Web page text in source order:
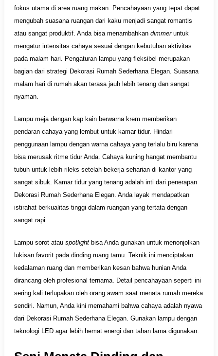
fokus utama di area ruang makan. Pencahayaan yang tepat dapat
mengubah suasana ruangan dari kaku menjadi sangat romantis
atau sangat produktif. Anda bisa menambahkan dimmeruntuk
mengatur intensitas cahaya sesuai dengan kebutuhan aktivitas
pada malam hari. Pengaturan lampu yang fleksibel merupakan
bagian dari strategi Dekorasi Rumah Sederhana Elegan. Suasana
malam hari di rumah akan terasa jauh lebih tenang dan sangat
nyaman.
Lampu meja dengan kap kain berwarna krem memberikan
pendaran cahaya yang lembut untuk kamar tidur. Hindari
penggunaan lampu dengan warna cahaya yang terlalu biru karena
bisa merusak ritme tidur Anda. Cahaya kuning hangat membantu
tubuh untuk lebih rileks setelah bekerja seharian di kantor yang
sangat sibuk. Kamar tidur yang tenang adalah inti dari penerapan
Dekorasi Rumah Sederhana Elegan. Anda layak mendapatkan
istirahat berkualitas tinggi dalam ruangan yang tertata dengan
sangat rapi.
Lampu sorot atau spotlightbisa Anda gunakan untuk menonjolkan
lukisan favorit pada dinding ruang tamu. Teknik ini menciptakan
kedalaman ruang dan memberikan kesan bahwa hunian Anda
dirancang oleh profesional ternama. Detail pencahayaan seperti ini
sering kali terlupakan oleh orang awam saat menata rumah mereka
sendiri. Namun, Anda kini memahami bahwa cahaya adalah nyawa
dari Dekorasi Rumah Sederhana Elegan. Gunakan lampu dengan
teknologi LED agar lebih hemat energi dan tahan lama digunakan.